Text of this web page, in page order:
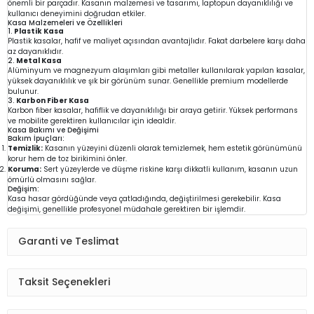
önemli bir parçadır. Kasanın malzemesi ve tasarımı, laptopun dayanıklılığı ve
kullanıcı deneyimini doğrudan etkiler.
Kasa Malzemeleri ve Özellikleri
1. Plastik Kasa
Plastik kasalar, hafif ve maliyet açısından avantajlıdır. Fakat darbelere karşı daha
az dayanıklıdır.
2. Metal Kasa
Alüminyum ve magnezyum alaşımları gibi metaller kullanılarak yapılan kasalar,
yüksek dayanıklılık ve şık bir görünüm sunar. Genellikle premium modellerde
bulunur.
3. Karbon Fiber Kasa
Karbon fiber kasalar, hafiflik ve dayanıklılığı bir araya getirir. Yüksek performans
ve mobilite gerektiren kullanıcılar için idealdir.
Kasa Bakımı ve Değişimi
Bakım İpuçları:
Temizlik: Kasanın yüzeyini düzenli olarak temizlemek, hem estetik görünümünü
korur hem de toz birikimini önler.
Koruma: Sert yüzeylerde ve düşme riskine karşı dikkatli kullanım, kasanın uzun
ömürlü olmasını sağlar.
Değişim:
Kasa hasar gördüğünde veya çatladığında, değiştirilmesi gerekebilir. Kasa
değişimi, genellikle profesyonel müdahale gerektiren bir işlemdir.
Garanti ve Teslimat
Taksit Seçenekleri